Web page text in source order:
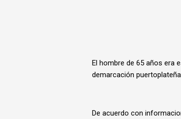
El hombre de 65 años era
demarcación
De acuerdo con